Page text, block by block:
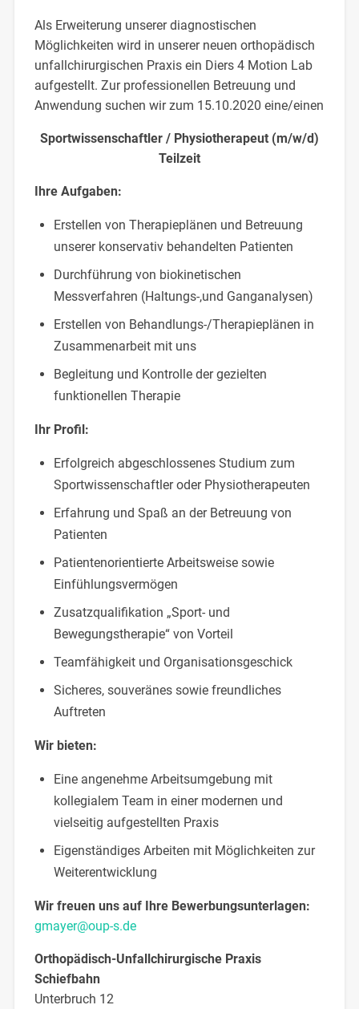
Als Erweiterung unserer diagnostischen
Möglichkeiten wird in unserer neuen orthopädisch
unfallchirurgischen Praxis ein Diers 4 Motion Lab
aufgestellt. Zur professionellen Betreuung und
Anwendung suchen wir zum 15.10.2020 eine/einen
Sportwissenschaftler / Physiotherapeut (m/w/d)
Teilzeit
Ihre Aufgaben:
Erstellen von Therapieplänen und Betreuung
unserer konservativ behandelten Patienten
Durchführung von biokinetischen
Messverfahren (Haltungs-,und Ganganalysen)
Erstellen von Behandlungs-/Therapieplänen in
Zusammenarbeit mit uns
Begleitung und Kontrolle der gezielten
funktionellen Therapie
Ihr Profil:
Erfolgreich abgeschlossenes Studium zum
Sportwissenschaftler oder Physiotherapeuten
Erfahrung und Spaß an der Betreuung von
Patienten
Patientenorientierte Arbeitsweise sowie
Einfühlungsvermögen
Zusatzqualifikation „Sport- und
Bewegungstherapie“ von Vorteil
Teamfähigkeit und Organisationsgeschick
Sicheres, souveränes sowie freundliches
Auftreten
Wir bieten:
Eine angenehme Arbeitsumgebung mit
kollegialem Team in einer modernen und
vielseitig aufgestellten Praxis
Eigenständiges Arbeiten mit Möglichkeiten zur
Weiterentwicklung
Wir freuen uns auf Ihre Bewerbungsunterlagen:
gmayer@oup-s.de
Orthopädisch-Unfallchirurgische Praxis
Schiefbahn
Unterbruch 12